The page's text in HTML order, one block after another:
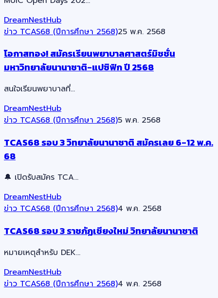
DreamNestHub
ข่าว TCAS68 (ปีการศึกษา 2568)25 พ.ค. 2568
โอกาสทอง! สมัครเรียนพยาบาลศาสตร์มิชชั่น
มหาวิทยาลัยนานาชาติ-แปซิฟิก ปี 2568
สนใจเรียนพยาบาลที่…
DreamNestHub
ข่าว TCAS68 (ปีการศึกษา 2568)5 พ.ค. 2568
TCAS68 รอบ 3 วิทยาลัยนานาชาติ สมัครเลย 6-12 พ.ค.
68
🔔 เปิดรับสมัคร TCA…
DreamNestHub
ข่าว TCAS68 (ปีการศึกษา 2568)4 พ.ค. 2568
TCAS68 รอบ 3 ราชภัฏเชียงใหม่ วิทยาลัยนานาชาติ
หมายเหตุสำหรับ DEK…
DreamNestHub
ข่าว TCAS68 (ปีการศึกษา 2568)4 พ.ค. 2568